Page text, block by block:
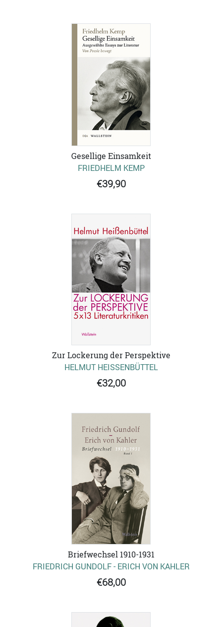
Gesellige Einsamkeit
FRIEDHELM KEMP
€39,90
Zur Lockerung der Perspektive
HELMUT HEISSENBÜTTEL
€32,00
Briefwechsel 1910-1931
FRIEDRICH GUNDOLF - ERICH VON KAHLER
€68,00